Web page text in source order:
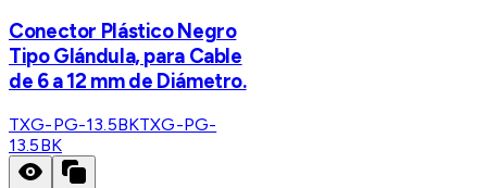
Conector Plástico Negro
Tipo Glándula, para Cable
de 6 a 12 mm de Diámetro.
TXG-PG-13.5BKTXG-PG-
13.5BK